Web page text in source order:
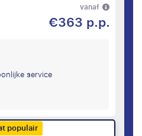
vanaf
€363 p.p.
service
populair